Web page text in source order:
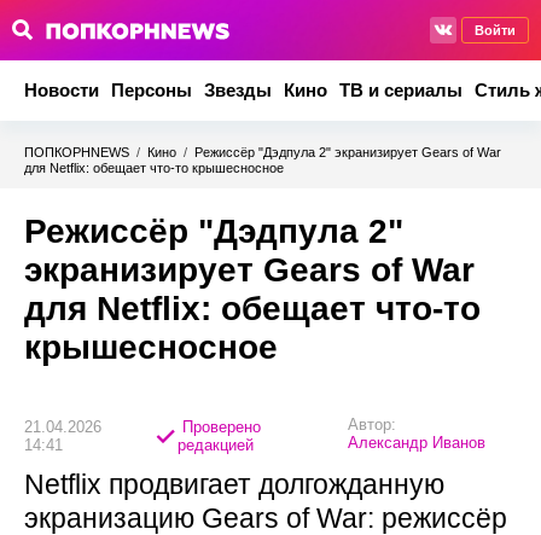
Войти
Новости Персоны Звезды Кино ТВ и сериалы Стиль
ПОПКОРНNEWS / Кино / Режиссёр "Дэдпула 2" экранизирует Gears of War
для Netflix: обещает что-то крышесносное
Режиссёр "Дэдпула 2"
экранизирует Gears of War
для Netflix: обещает что-то
крышесносное
21.04.2026
14:41
Проверено
редакцией
Автор:
Александр Иванов
Netflix продвигает долгожданную
экранизацию Gears of War: режиссёр